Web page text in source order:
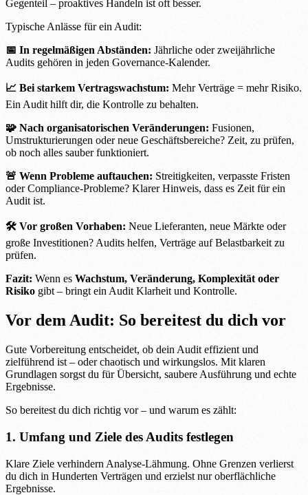
Gegenteil – proaktives Handeln ist oft besser.
Typische Anlässe für ein Audit:
📅 In regelmäßigen Abständen: Jährliche oder zweijährliche
Audits gehören in jeden Governance-Kalender.
📈 Bei starkem Vertragswachstum: Mehr Verträge = mehr Risiko.
Ein Audit hilft dir, die Kontrolle zu behalten.
🧩 Nach organisatorischen Veränderungen: Fusionen,
Umstrukturierungen oder neue Geschäftsbereiche? Zeit, zu prüfen,
ob noch alles sauber funktioniert.
🚨 Wenn Probleme auftauchen: Streitigkeiten, verpasste Fristen
oder Compliance-Probleme? Klarer Hinweis, dass es Zeit für ein
Audit ist.
🛠 Vor großen Vorhaben: Neue Lieferanten, neue Märkte oder
große Investitionen? Audits helfen, Verträge auf Belastbarkeit zu
prüfen.
Fazit: Wenn es Wachstum, Veränderung, Komplexität oder
Risiko gibt – bringt ein Audit Klarheit und Kontrolle.
Vor dem Audit: So bereitest du dich vor
Gute Vorbereitung entscheidet, ob dein Audit effizient und
zielführend ist – oder chaotisch und wirkungslos. Mit klaren
Grundlagen sorgst du für Übersicht, saubere Ausführung und echte
Ergebnisse.
So bereitest du dich richtig vor – und warum es zählt:
1. Umfang und Ziele des Audits festlegen
Klare Ziele verhindern Analyse-Lähmung. Ohne Grenzen verlierst
du dich in Hunderten Verträgen und erzielst nur oberflächliche
Ergebnisse.